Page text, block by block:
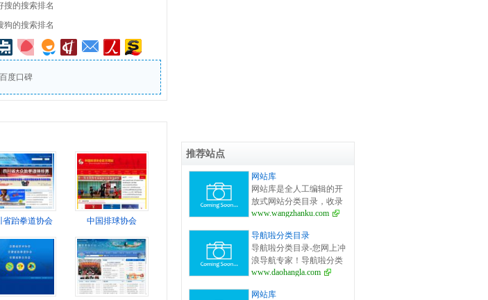
搜的搜索排名
狗的搜索排名
百度口碑
省跆拳道协会 中国排球协会
推荐站点
网站库
网站库是全人工编辑的开
放式网站分类目录，收录
国内外、各行业优秀网
面的网站分类目录检索、
优秀网站参考、网站推广
服务、网站黄页、网上娱
乐冲浪导航网站。
www.wangzhanku.com
导航啦分类目录
导航啦分类目录-您网上冲
浪导航专家！导航啦分类
目录－专业提供为广大站
目录平台，收集国内外、
www.daohangla.com
网站库